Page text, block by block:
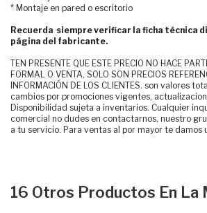
* Montaje en pared o escritorio
Recuerda siempre verificar la ficha técnica
página del fabricante.
TEN PRESENTE QUE ESTE PRECIO NO HACE
FORMAL O VENTA, SOLO SON PRECIOS
INFORMACIÓN DE LOS CLIENTES. son valores
cambios por promociones vigentes,
Disponibilidad sujeta a inventarios. Cualquier
comercial no dudes en contactarnos, nuestro
a tu servicio. Para ventas al por mayor te damos
16 Otros Productos En La